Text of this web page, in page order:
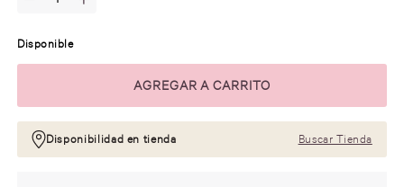
Disponible
Disponibilidad en tienda Buscar Tienda